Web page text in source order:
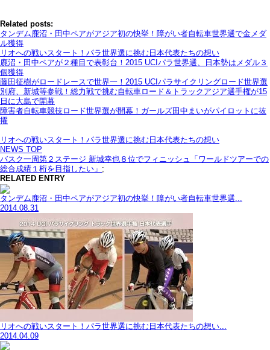
Related posts:
タンデム鹿沼・田中ペアがアジア初の快挙！障がい者自転車世界選で金メダ
ル獲得
リオへの戦いスタート！パラ世界選に挑む日本代表たちの想い
鹿沼・田中ペアが２種目で表彰台！2015 UCIパラ世界選、日本勢はメダル３
個獲得
藤田征樹がロードレースで世界一！2015 UCIパラサイクリングロード世界選
別府、新城等参戦！総力戦で挑む自転車ロード＆トラックアジア選手権が15
日に大島で開幕
障害者自転車競技ロード世界選が開幕！ガールズ田中まいがパイロットに抜
擢
リオへの戦いスタート！パラ世界選に挑む日本代表たちの想い
NEWS TOP
バスク一周第２ステージ 新城幸也８位でフィニッシュ「ワールドツアーでの
総合成績１桁を目指したい」 ;
RELATED ENTRY
タンデム鹿沼・田中ペアがアジア初の快挙！障がい者自転車世界選...
2014.08.31
リオへの戦いスタート！パラ世界選に挑む日本代表たちの想い...
2014.04.09